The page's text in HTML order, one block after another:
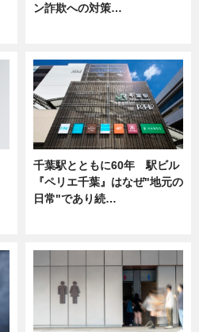
ン詐欺への対策…
千葉駅とともに60年 駅ビル
『ペリエ千葉』はなぜ"地元の
日常"であり続…